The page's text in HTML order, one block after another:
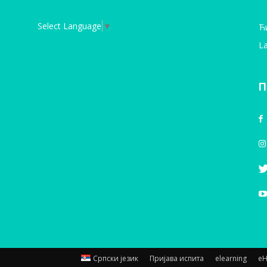
Select Language ▼
Српски језик Пријава испита elearning